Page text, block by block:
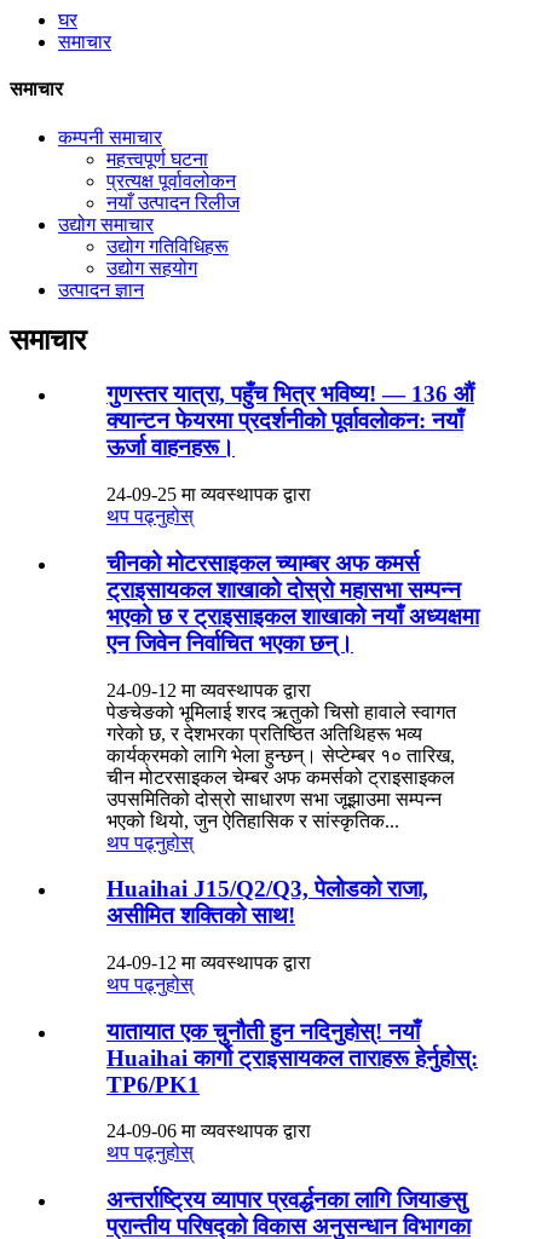
घर
समाचार
समाचार
कम्पनी समाचार
महत्त्वपूर्ण घटना
प्रत्यक्ष पूर्वावलोकन
नयाँ उत्पादन रिलीज
उद्योग समाचार
उद्योग गतिविधिहरू
उद्योग सहयोग
उत्पादन ज्ञान
समाचार
गुणस्तर यात्रा, पहुँच भित्र भविष्य! — 136 औं
क्यान्टन फेयरमा प्रदर्शनीको पूर्वावलोकन: नयाँ
ऊर्जा वाहनहरू।
24-09-25 मा व्यवस्थापक द्वारा
थप पढ्नुहोस्
चीनको मोटरसाइकल च्याम्बर अफ कमर्स
ट्राइसायकल शाखाको दोस्रो महासभा सम्पन्न
भएको छ र ट्राइसाइकल शाखाको नयाँ अध्यक्षमा
एन जिवेन निर्वाचित भएका छन्।
24-09-12 मा व्यवस्थापक द्वारा
पेङचेङको भूमिलाई शरद ऋतुको चिसो हावाले स्वागत
गरेको छ, र देशभरका प्रतिष्ठित अतिथिहरू भव्य
कार्यक्रमको लागि भेला हुन्छन्। सेप्टेम्बर १० तारिख,
चीन मोटरसाइकल चेम्बर अफ कमर्सको ट्राइसाइकल
उपसमितिको दोस्रो साधारण सभा जूझाउमा सम्पन्न
भएको थियो, जुन ऐतिहासिक र सांस्कृतिक...
थप पढ्नुहोस्
Huaihai J15/Q2/Q3, पेलोडको राजा,
असीमित शक्तिको साथ!
24-09-12 मा व्यवस्थापक द्वारा
थप पढ्नुहोस्
यातायात एक चुनौती हुन नदिनुहोस्! नयाँ
Huaihai कार्गो ट्राइसायकल ताराहरू हेर्नुहोस्:
TP6/PK1
24-09-06 मा व्यवस्थापक द्वारा
थप पढ्नुहोस्
अन्तर्राष्ट्रिय व्यापार प्रवर्द्धनका लागि जियाङसु
प्रान्तीय परिषद्को विकास अनुसन्धान विभागका